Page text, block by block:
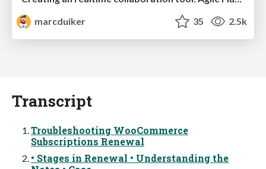
marcduiker
35 2.5k
Transcript
Troubleshooting WooCommerce
Subscriptions Renewal
• Stages in Renewal • Understanding the